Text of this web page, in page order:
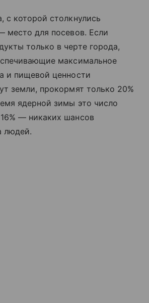
с которой столкнулись
место для посевов. Если
только в черте города,
максимальное
и пищевой ценности
земли, прокормят только 20%
ядерной зимы это число
— никаких шансов
людей.